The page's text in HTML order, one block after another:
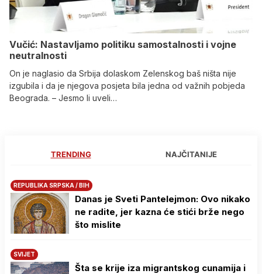
Vučić: Nastavljamo politiku samostalnosti i vojne
neutralnosti
On je naglasio da Srbija dolaskom Zelenskog baš ništa nije
izgubila i da je njegova posjeta bila jedna od važnih pobjeda
Beograda. – Jesmo li uveli…
TRENDING NAJČITANIJE
REPUBLIKA SRPSKA / BIH
Danas je Sveti Pantelejmon: Ovo nikako
ne radite, jer kazna će stići brže nego
što mislite
SVIJET
Šta se krije iza migrantskog cunamija i